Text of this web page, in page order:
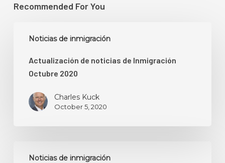
Recommended For You
Noticias de inmigración
Octubre
2020
Actualización de noticias de Inmigración
Octubre 2020
Charles Kuck
October 5, 2020
Noticias de inmigración